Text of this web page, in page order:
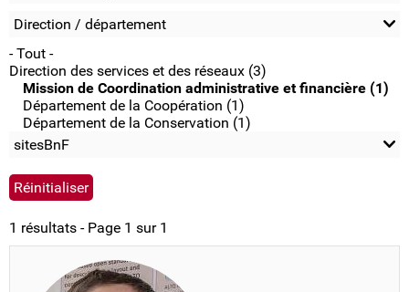
Direction / département
- Tout -
Direction des services et des réseaux (3)
Mission de Coordination administrative et financière (1)
Département de la Coopération (1)
Département de la Conservation (1)
sitesBnF
1 résultats - Page 1 sur 1